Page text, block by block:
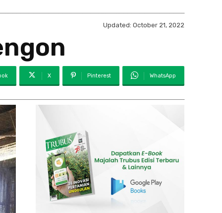
Updated: October 21, 2022
X Pinterest WhatsApp